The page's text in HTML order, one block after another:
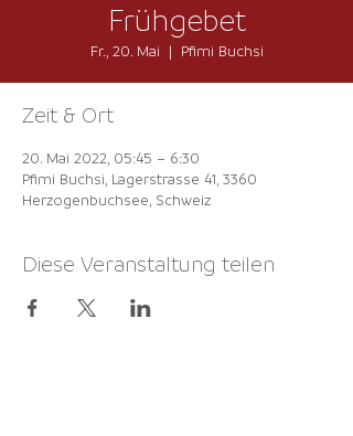
Frühgebet
Fr., 20. Mai
  |
Pfimi Buchsi
Zeit & Ort
20. Mai 2022, 05:45 – 6:30
Pfimi Buchsi, Lagerstrasse 41, 3360
Herzogenbuchsee, Schweiz
Diese Veranstaltung teilen